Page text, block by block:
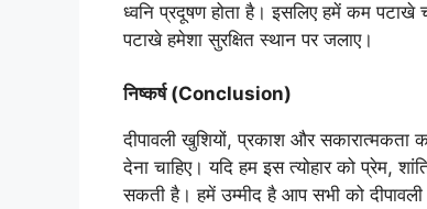
ध्वनि प्रदूषण होता है। इसलिए हमें कम पटाखे
पटाखे हमेशा सुरक्षित स्थान पर जलाए।
निष्कर्ष (Conclusion)
दीपावली खुशियों, प्रकाश और सकारात्मकता
देना चाहिए। यदि हम इस त्योहार को प्रेम,
सकती है। हमें उम्मीद है आप सभी को